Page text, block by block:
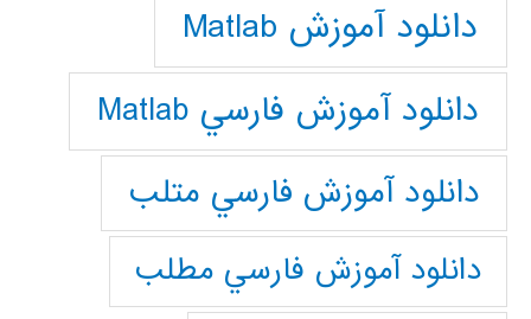
دانلود آموزش Matlab
دانلود آموزش فارسي Matlab
دانلود آموزش فارسي متلب
دانلود آموزش فارسي مطلب